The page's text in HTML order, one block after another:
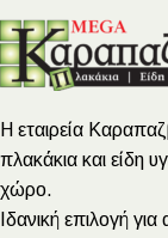
Η εταιρεία
πλακάκια και είδη
χώρο.
Ιδανική επιλογή